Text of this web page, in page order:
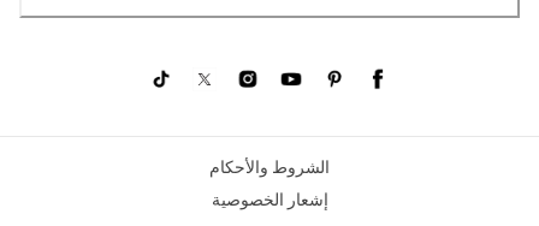
الشروط والأحكام
إشعار الخصوصية